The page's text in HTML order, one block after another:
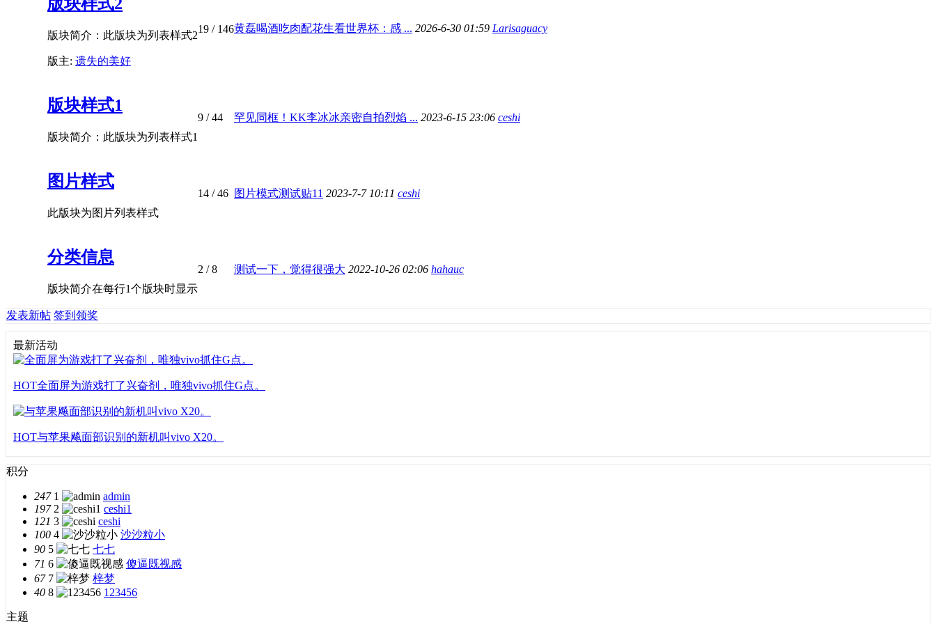
版块简介：此版块为列表样式2
版主: 遗失的美好
19 / 146黄磊喝酒吃肉配花生看世界杯：感 ... 2026-6-30 01:59 Larisaguacy
版块样式1
版块简介：此版块为列表样式1
9 / 44 罕见同框！KK李冰冰亲密自拍烈焰 ... 2023-6-15 23:06 ceshi
图片样式
此版块为图片列表样式
14 / 46 图片模式测试贴11 2023-7-7 10:11 ceshi
分类信息
版块简介在每行1个版块时显示
2 / 8 测试一下，觉得很强大 2022-10-26 02:06 hahauc
发表新帖 签到领奖
最新活动
HOT全面屏为游戏打了兴奋剂，唯独vivo抓住G点。
HOT与苹果飚面部识别的新机叫vivo X20。
积分
247 1
admin
197 2
ceshi1
121 3
ceshi
100 4
沙沙粒小
90 5
七七
71 6
傻逼既视感
67 7
梓梦
40 8 123456
主题